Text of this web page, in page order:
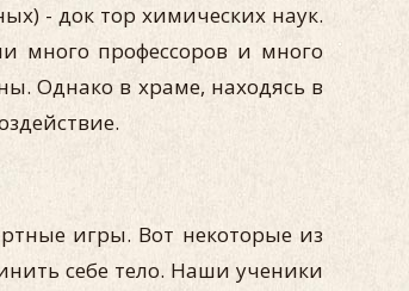
- док тор химических наук.
много профессоров и много
Однако в храме, находясь в
игры. Вот некоторые из
себе тело. Наши ученики